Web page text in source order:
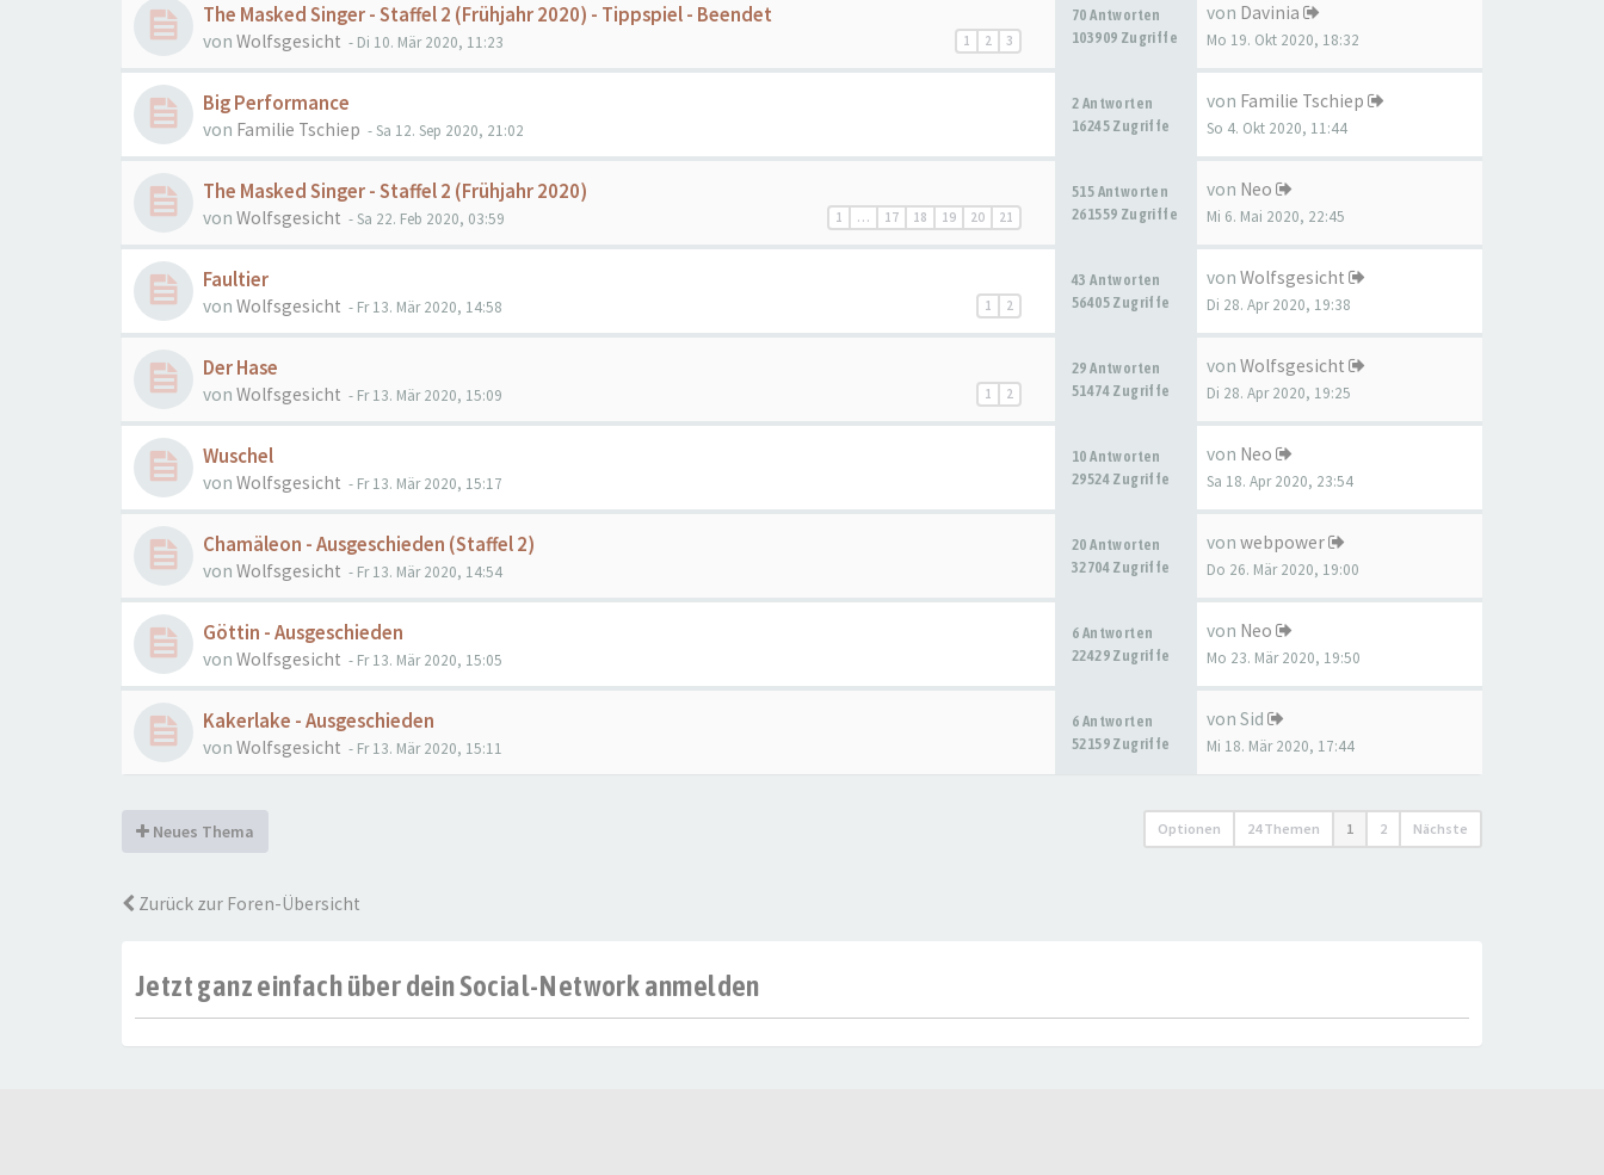
The Masked Singer - Staffel 2 (Frühjahr 2020) - Tippspiel - Beendet
1 2 3
von Wolfsgesicht - Di 10. Mär 2020, 11:23
70 Antworten
103909 Zugriffe
von Davinia
Mo 19. Okt 2020, 18:32
Big Performance
von Familie Tschiep - Sa 12. Sep 2020, 21:02
2 Antworten
16245 Zugriffe
von Familie Tschiep
So 4. Okt 2020, 11:44
The Masked Singer - Staffel 2 (Frühjahr 2020)
1 … 17 18 19 20 21
von Wolfsgesicht - Sa 22. Feb 2020, 03:59
515 Antworten
261559 Zugriffe
von Neo
Mi 6. Mai 2020, 22:45
Faultier
1 2
von Wolfsgesicht - Fr 13. Mär 2020, 14:58
43 Antworten
56405 Zugriffe
von Wolfsgesicht
Di 28. Apr 2020, 19:38
Der Hase
1 2
von Wolfsgesicht - Fr 13. Mär 2020, 15:09
29 Antworten
51474 Zugriffe
von Wolfsgesicht
Di 28. Apr 2020, 19:25
Wuschel
von Wolfsgesicht - Fr 13. Mär 2020, 15:17
10 Antworten
29524 Zugriffe
von Neo
Sa 18. Apr 2020, 23:54
Chamäleon - Ausgeschieden (Staffel 2)
von Wolfsgesicht - Fr 13. Mär 2020, 14:54
20 Antworten
32704 Zugriffe
von webpower
Do 26. Mär 2020, 19:00
Göttin - Ausgeschieden
von Wolfsgesicht - Fr 13. Mär 2020, 15:05
6 Antworten
22429 Zugriffe
von Neo
Mo 23. Mär 2020, 19:50
Kakerlake - Ausgeschieden
von Wolfsgesicht - Fr 13. Mär 2020, 15:11
6 Antworten
52159 Zugriffe
von Sid
Mi 18. Mär 2020, 17:44
Neues Thema Optionen 24 Themen 1 2 Nächste
Zurück zur Foren-Übersicht
Jetzt ganz einfach über dein Social-Network anmelden